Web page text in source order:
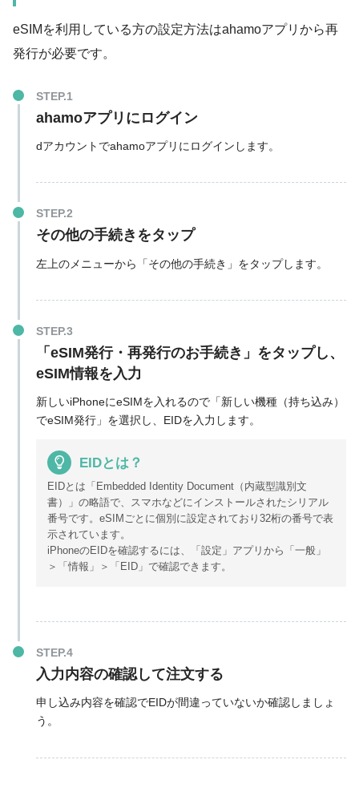
eSIMを利用している方の設定方法はahamoアプリから再
発行が必要です。
ahamoアプリにログイン
dアカウントでahamoアプリにログインします。
その他の手続きをタップ
左上のメニューから「その他の手続き」をタップします。
「eSIM発行・再発行のお手続き」をタップし、
eSIM情報を入力
新しいiPhoneにeSIMを入れるので「新しい機種（持ち込み）
でeSIM発行」を選択し、EIDを入力します。
EIDとは？
EIDとは「Embedded Identity Document（内蔵型識別文
書）」の略語で、スマホなどにインストールされたシリアル
番号です。eSIMごとに個別に設定されており32桁の番号で表
示されています。
iPhoneのEIDを確認するには、「設定」アプリから「一般」
＞「情報」＞「EID」で確認できます。
入力内容の確認して注文する
申し込み内容を確認でEIDが間違っていないか確認しましょ
う。